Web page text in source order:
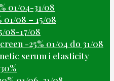
01/04-31/08
01/08 – 15/08
08-17/08
-25% 01/04 do 31/08
serum i elasticity